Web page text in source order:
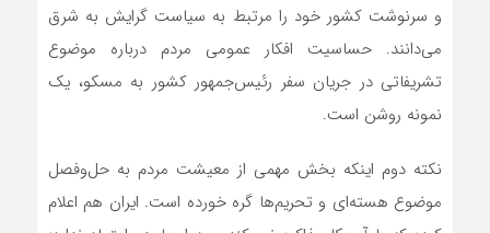
و سرنوشت کشور خود را مرتبط به سیاست گرایش به شرق
می‌دانند. حساسیت افکار عمومی مردم درباره موضوع
تشریفاتی در جریان سفر رئیس‌جمهور کشور به مسکو، یک
نمونه روشن است.
نکته دوم اینکه بخش مهمی از معیشت مردم به حل‌وفصل
موضوع هسته‌ای و تحریم‌ها گره خورده است. ایران هم اعلام